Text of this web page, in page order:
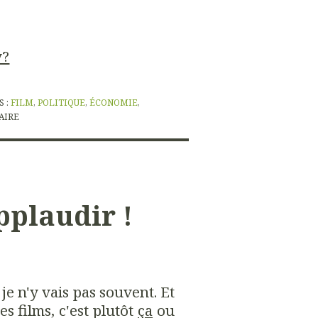
: FILM, POLITIQUE, ÉCONOMIE,
!
n'y vais pas souvent. Et
films, c'est plutôt ça ou